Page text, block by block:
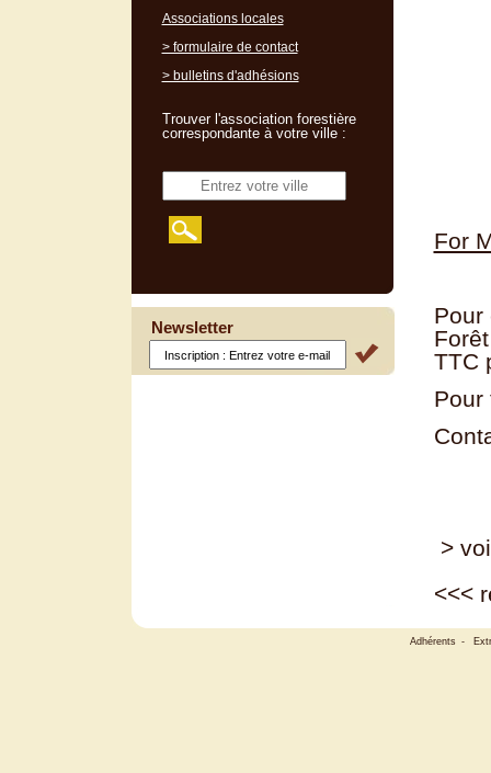
For
Pour
TTC
Pour
>
<<<
Associations locales
> formulaire de contact
> bulletins d'adhésions
Trouver l'association forestière
correspondante à votre ville :
Newsletter
Adhérents -